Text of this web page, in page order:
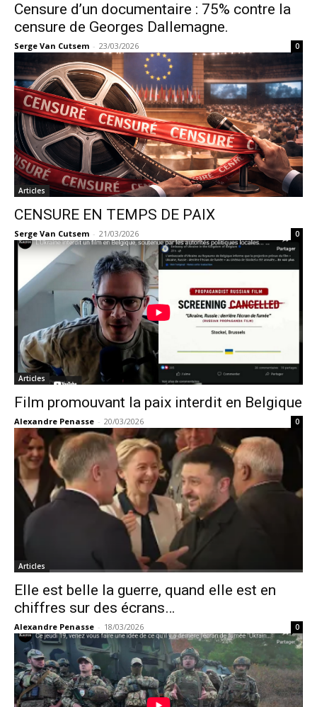
Censure d’un documentaire : 75% contre la
censure de Georges Dallemagne.
Serge Van Cutsem - 23/03/2026 0
Articles
CENSURE EN TEMPS DE PAIX
Serge Van Cutsem - 21/03/2026 0
Articles
Film promouvant la paix interdit en Belgique
Alexandre Penasse - 20/03/2026 0
Articles
Elle est belle la guerre, quand elle est en
chiffres sur des écrans…
Alexandre Penasse - 18/03/2026 0